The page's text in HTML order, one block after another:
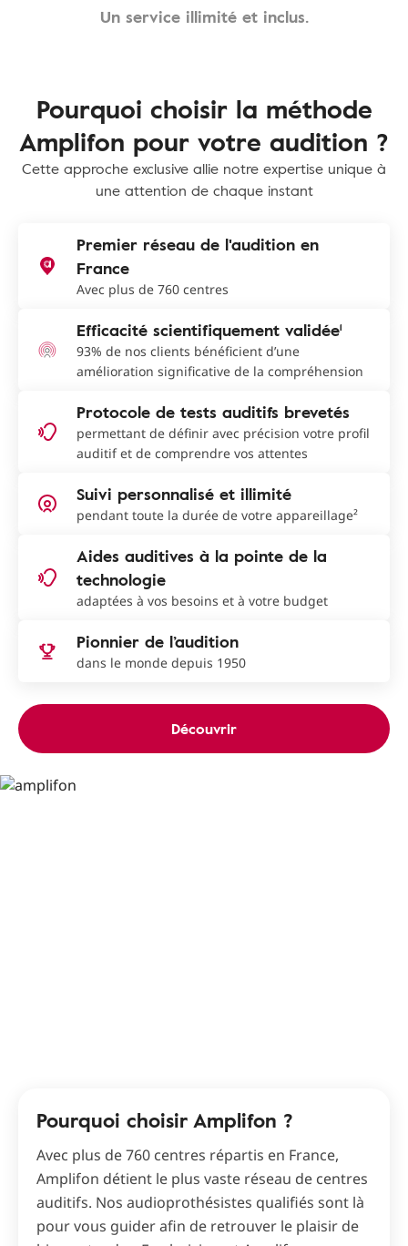
Un service illimité et inclus.
Pourquoi choisir la méthode
Amplifon pour votre audition ?
Cette approche exclusive allie notre expertise unique à
une attention de chaque instant
Premier réseau de l'audition en
France
Avec plus de 760 centres
Efficacité scientifiquement validée¹
93% de nos clients bénéficient d’une
amélioration significative de la compréhension
Protocole de tests auditifs brevetés
permettant de définir avec précision votre profil
auditif et de comprendre vos attentes
Suivi personnalisé et illimité
pendant toute la durée de votre appareillage²
Aides auditives à la pointe de la
technologie
adaptées à vos besoins et à votre budget
Pionnier de l’audition
dans le monde depuis 1950
Découvrir
Pourquoi choisir Amplifon ?
Avec plus de 760 centres répartis en France,
Amplifon détient le plus vaste réseau de centres
auditifs. Nos audioprothésistes qualifiés sont là
pour vous guider afin de retrouver le plaisir de